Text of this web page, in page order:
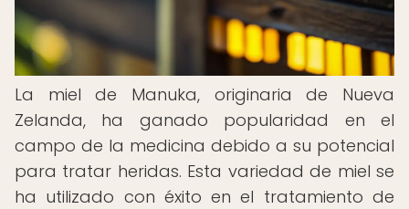
La miel de Manuka, originaria de Nueva
Zelanda, ha ganado popularidad en el
campo de la medicina debido a su potencial
para tratar heridas. Esta variedad de miel se
ha utilizado con éxito en el tratamiento de